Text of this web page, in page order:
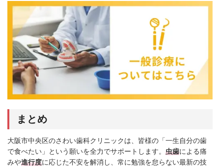
まとめ
大阪市中央区のさわい歯科クリニックは、皆様の「一生自分の歯
で食べたい」という願いを全力でサポートします。 虫歯による痛
みや進行度に応じた不安を解消し、常に勉強を怠らない最新の技